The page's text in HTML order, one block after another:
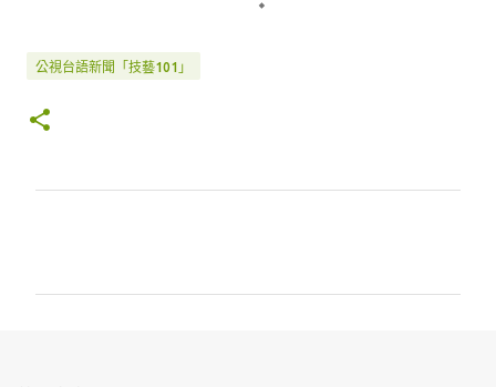
公視台語新聞「技藝101」